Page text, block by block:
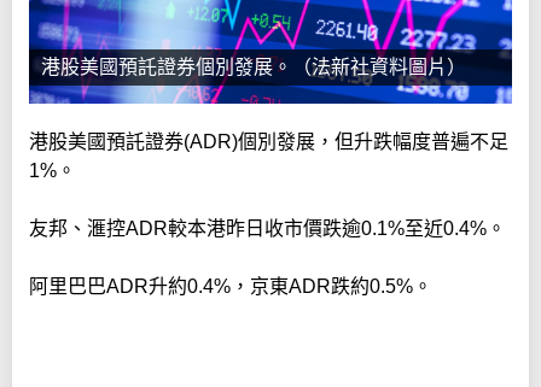
港股美國預託證券個別發展。（法新社資料圖片）
港股美國預託證券(ADR)個別發展，但升跌幅度普遍不足
1%。
友邦、滙控ADR較本港昨日收市價跌逾0.1%至近0.4%。
阿里巴巴ADR升約0.4%，京東ADR跌約0.5%。